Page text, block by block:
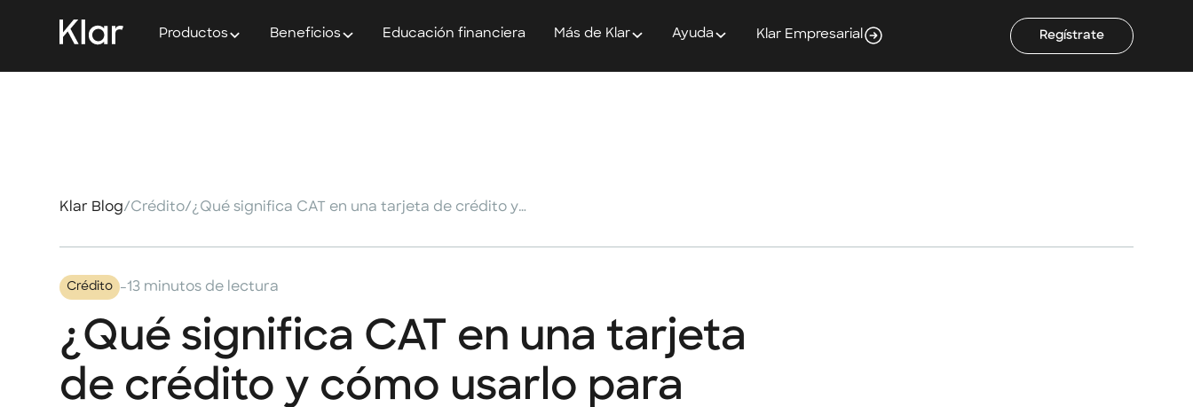
Productos Beneficios Educación financiera Más de Klar Ayuda Klar Empresarial Regístrate
Klar Blog/Crédito/ ¿Qué significa CAT en una tarjeta de crédito y cómo usarlo para elegir mejor?
Crédito -13 minutos de lectura
¿Qué significa CAT en una tarjeta
de crédito y cómo usarlo para